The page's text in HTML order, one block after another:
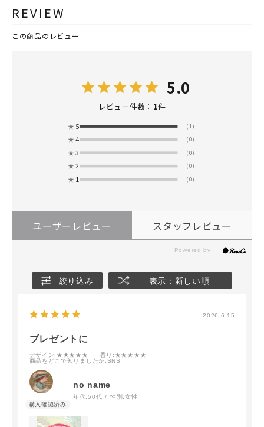
REVIEW
この商品のレビュー
5.0
レビュー件数： 1件
★ 5 (1)
★ 4 (0)
★ 3 (0)
★ 2 (0)
★ 1 (0)
ユーザーレビュー スタッフレビュー
絞り込み 表示：新しい順
2026.6.15
プレゼントに
デザイン:★★★★★ 香り :★★★★★
商品をどこで知りましたか:SNS
no name
年代:50代 性別:女性